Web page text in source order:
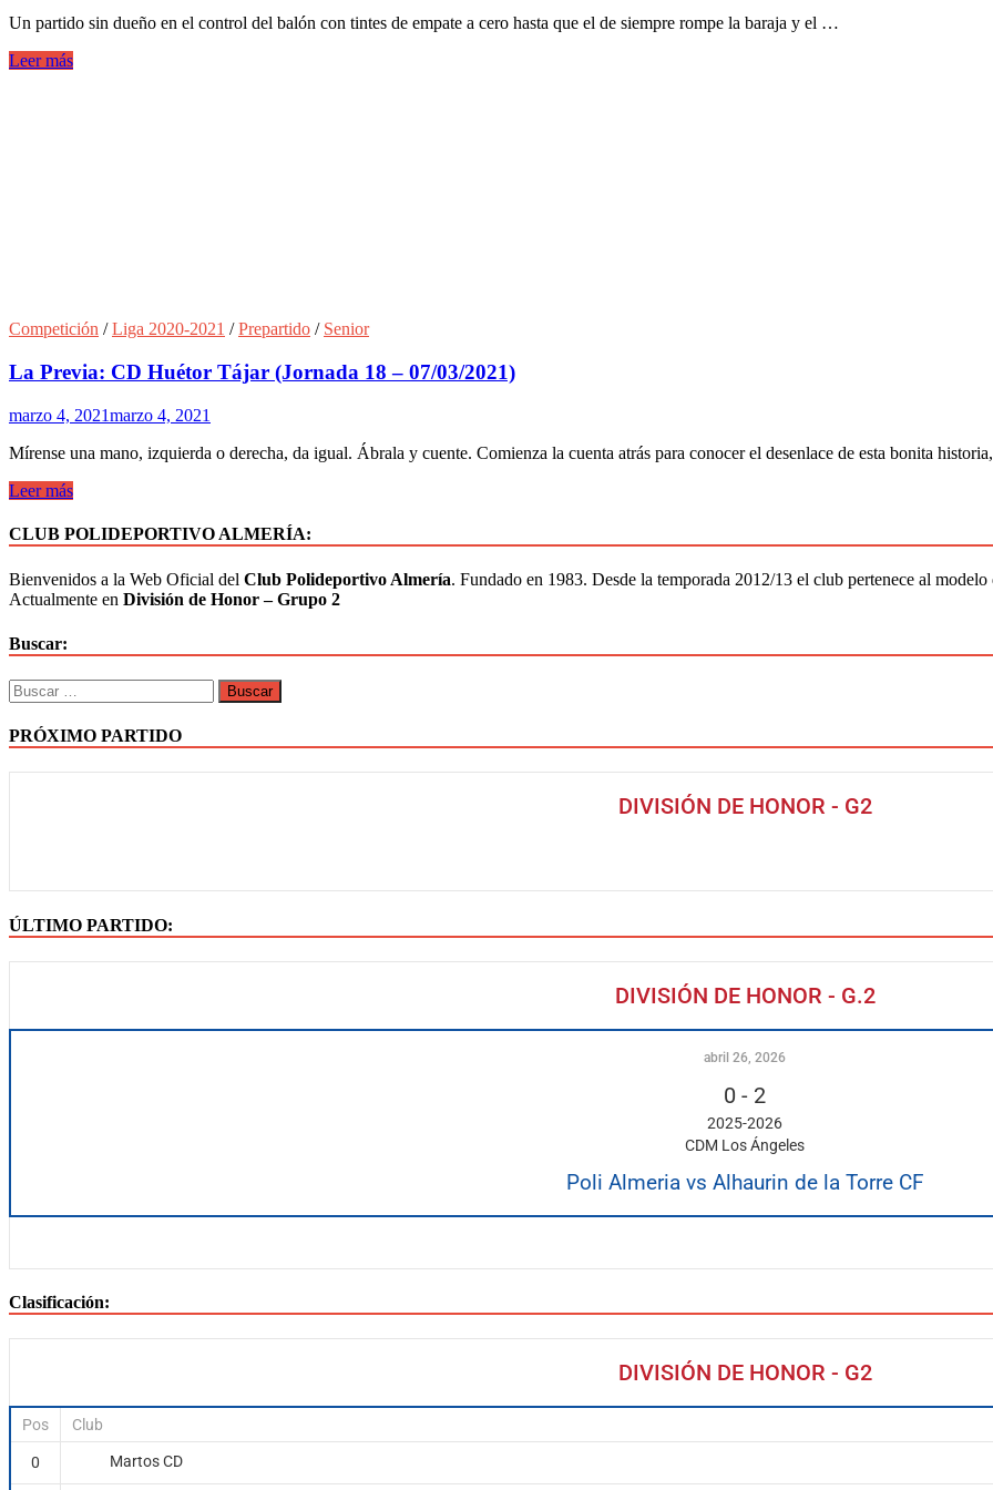
Un partido sin dueño en el control del balón con tintes de empate a cero hasta que el de siempre rompe la baraja y el …
Leer más
Competición /Liga 2020-2021 /Prepartido / Senior
La Previa: CD Huétor Tájar (Jornada 18 – 07/03/2021)
marzo 4, 2021marzo 4, 2021
Mírense una mano, izquierda o derecha, da igual. Ábrala y cuente. Comienza la cuenta atrás para conocer el desenlace de esta bonita
Leer más
CLUB POLIDEPORTIVO ALMERÍA:
Bienvenidos a la Web Oficial del Club Polideportivo Almería. Fundado en 1983. Desde la temporada 2012/13 el club pertenece al
Actualmente en División de Honor – Grupo 2
Buscar:
PRÓXIMO PARTIDO
DIVISIÓN DE HONOR - G2
ÚLTIMO PARTIDO:
DIVISIÓN DE HONOR - G.2
abril 26, 2026
0 - 2
2025-2026
CDM Los Ángeles
Poli Almeria vs Alhaurin de la Torre CF
Clasificación:
DIVISIÓN DE HONOR - G2
Pos Club
0 Martos CD